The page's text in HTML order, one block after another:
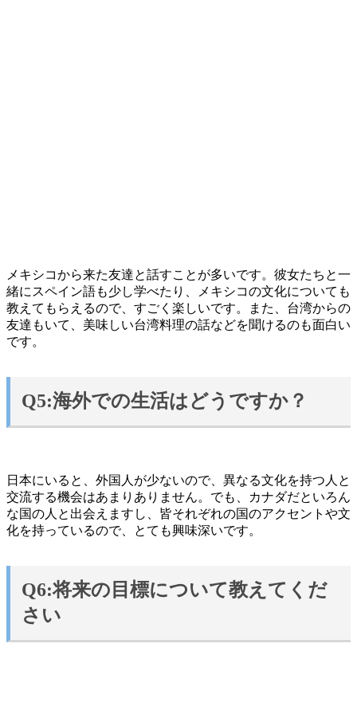
メキシコから来た友達と話すことが多いです。彼女たちと一
緒にスペイン語も少し学べたり、メキシコの文化についても
教えてもらえるので、すごく楽しいです。また、台湾からの
友達もいて、美味しい台湾料理の話などを聞けるのも面白い
です。
Q5:海外での生活はどうですか？
日本にいると、外国人が少ないので、異なる文化を持つ人と
交流する機会はあまりありません。でも、カナダだといろん
な国の人と出会えますし、皆それぞれの国のアクセントや文
化を持っているので、とても興味深いです。
Q6:将来の目標について教えてくだ
さい